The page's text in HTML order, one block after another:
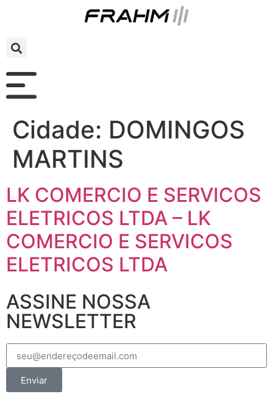
Cidade: DOMINGOS
MARTINS
LK COMERCIO E SERVICOS
ELETRICOS LTDA – LK
COMERCIO E SERVICOS
ELETRICOS LTDA
ASSINE NOSSA
NEWSLETTER
Enviar